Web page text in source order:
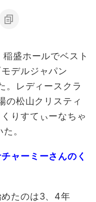
盛ホールでベスト
デルジャパン
。レディースクラ
の松山クリスティ
りすてぃーなちゃ
。
ャーミーさんのく
たのは3、4年